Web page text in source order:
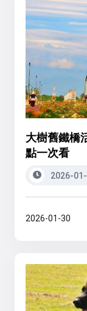
大樹舊鐵橋
點一次看
2026-
2026-01-30